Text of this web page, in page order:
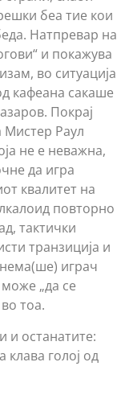
беа тие кои
Натпревар на
и покажува
во ситуација
кафеана сакаше
Покрај
Мистер Раул
не е неважна,
да игра
квалитет на
повторно
тактички
транзиција и
играч
„да се
тоа.
и останатите:
голој од